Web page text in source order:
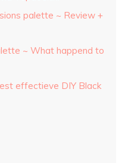
palette ~ Review +
~ What happend to
effectieve DIY Black